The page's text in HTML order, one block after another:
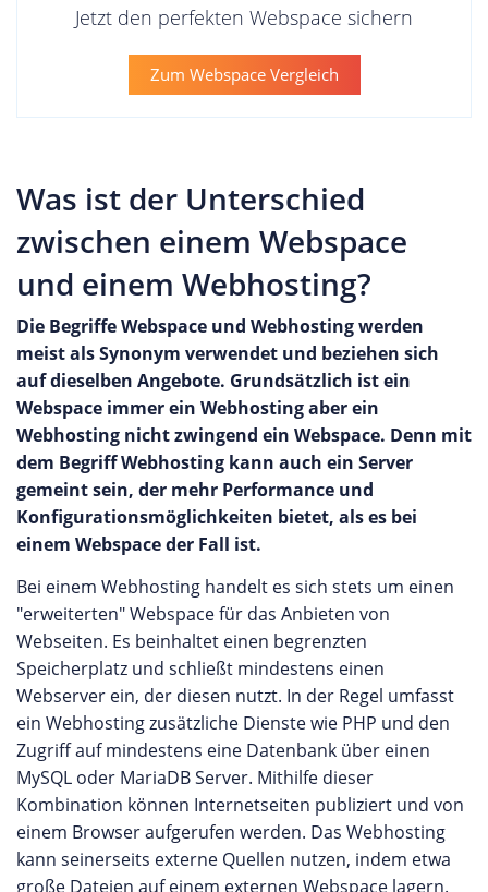
Jetzt den perfekten Webspace sichern
Zum Webspace Vergleich
Was ist der Unterschied
zwischen einem Webspace
und einem Webhosting?
Die Begriffe Webspace und Webhosting werden
meist als Synonym verwendet und beziehen sich
auf dieselben Angebote. Grundsätzlich ist ein
Webspace immer ein Webhosting aber ein
Webhosting nicht zwingend ein Webspace. Denn mit
dem Begriff Webhosting kann auch ein Server
gemeint sein, der mehr Performance und
Konfigurationsmöglichkeiten bietet, als es bei
einem Webspace der Fall ist.
Bei einem Webhosting handelt es sich stets um einen
"erweiterten" Webspace für das Anbieten von
Webseiten. Es beinhaltet einen begrenzten
Speicherplatz und schließt mindestens einen
Webserver ein, der diesen nutzt. In der Regel umfasst
ein Webhosting zusätzliche Dienste wie PHP und den
Zugriff auf mindestens eine Datenbank über einen
MySQL oder MariaDB Server. Mithilfe dieser
Kombination können Internetseiten publiziert und von
einem Browser aufgerufen werden. Das Webhosting
kann seinerseits externe Quellen nutzen, indem etwa
große Dateien auf einem externen Webspace lagern.